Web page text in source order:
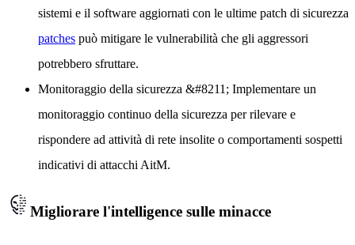
sistemi e il software aggiornati con le ultime patch di sicurezza
patches può mitigare le vulnerabilità che gli aggressori
potrebbero sfruttare.
Monitoraggio della sicurezza &#8211; Implementare un
monitoraggio continuo della sicurezza per rilevare e
rispondere ad attività di rete insolite o comportamenti sospetti
indicativi di attacchi AitM.
Migliorare l'intelligence sulle minacce